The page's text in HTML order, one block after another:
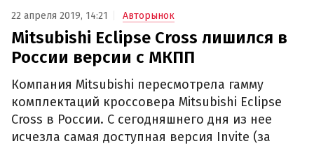
22 апреля 2019, 14:21 Авторынок
Mitsubishi Eclipse Cross лишился в
России версии с МКПП
Компания Mitsubishi пересмотрела гамму
комплектаций кроссовера Mitsubishi Eclipse
Cross в России. С сегодняшнего дня из нее
исчезла самая доступная версия Invite (за